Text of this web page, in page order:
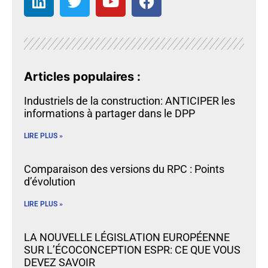
Articles populaires :
Industriels de la construction: ANTICIPER les
informations à partager dans le DPP
LIRE PLUS »
Comparaison des versions du RPC : Points
d’évolution
LIRE PLUS »
LA NOUVELLE LÉGISLATION EUROPÉENNE
SUR L’ÉCOCONCEPTION ESPR: CE QUE VOUS
DEVEZ SAVOIR